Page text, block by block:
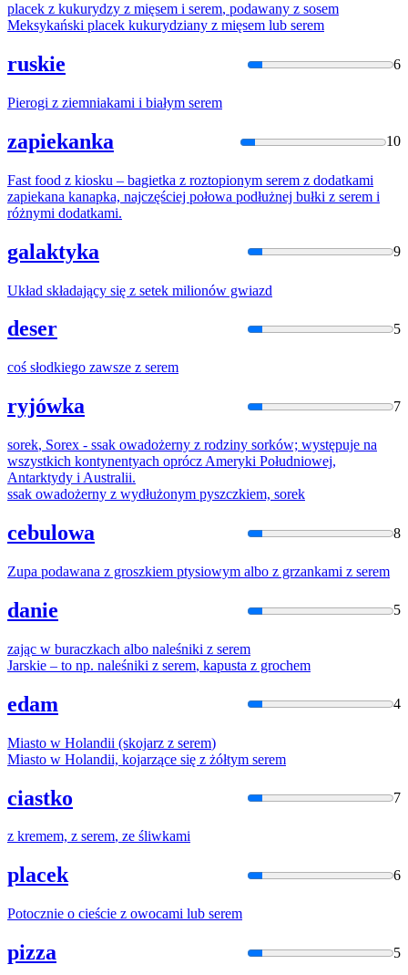
placek z kukurydzy z mięsem i serem, podawany z sosem
Meksykański placek kukurydziany z mięsem lub serem
ruskie 6
Pierogi z ziemniakami i białym serem
zapiekanka 10
Fast food z kiosku – bagietka z roztopionym serem z dodatkami
zapiekana kanapka, najczęściej połowa podłużnej bułki z serem i
różnymi dodatkami.
galaktyka 9
Układ składający się z setek milionów gwiazd
deser 5
coś słodkiego zawsze z serem
ryjówka 7
sorek, Sorex - ssak owadożerny z rodziny sorków; występuje na
wszystkich kontynentyach oprócz Ameryki Południowej,
Antarktydy i Australii.
ssak owadożerny z wydłużonym pyszczkiem, sorek
cebulowa 8
Zupa podawana z groszkiem ptysiowym albo z grzankami z serem
danie 5
zając w buraczkach albo naleśniki z serem
Jarskie – to np. naleśniki z serem, kapusta z grochem
edam 4
Miasto w Holandii (skojarz z serem)
Miasto w Holandii, kojarzące się z żółtym serem
ciastko 7
z kremem, z serem, ze śliwkami
placek 6
Potocznie o cieście z owocami lub serem
pizza 5